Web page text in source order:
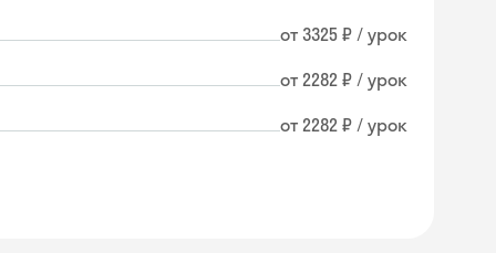
от 3325 ₽ / урок
от 2282 ₽ / урок
от 2282 ₽ / урок